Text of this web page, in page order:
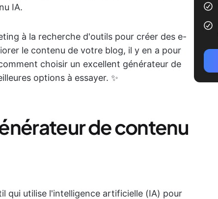
IA.
à la recherche d'outils pour créer des e-
le contenu de votre blog, il y en a pour
choisir un excellent générateur de
options à essayer. ✨
de contenu
qui utilise l'intelligence artificielle (IA) pour